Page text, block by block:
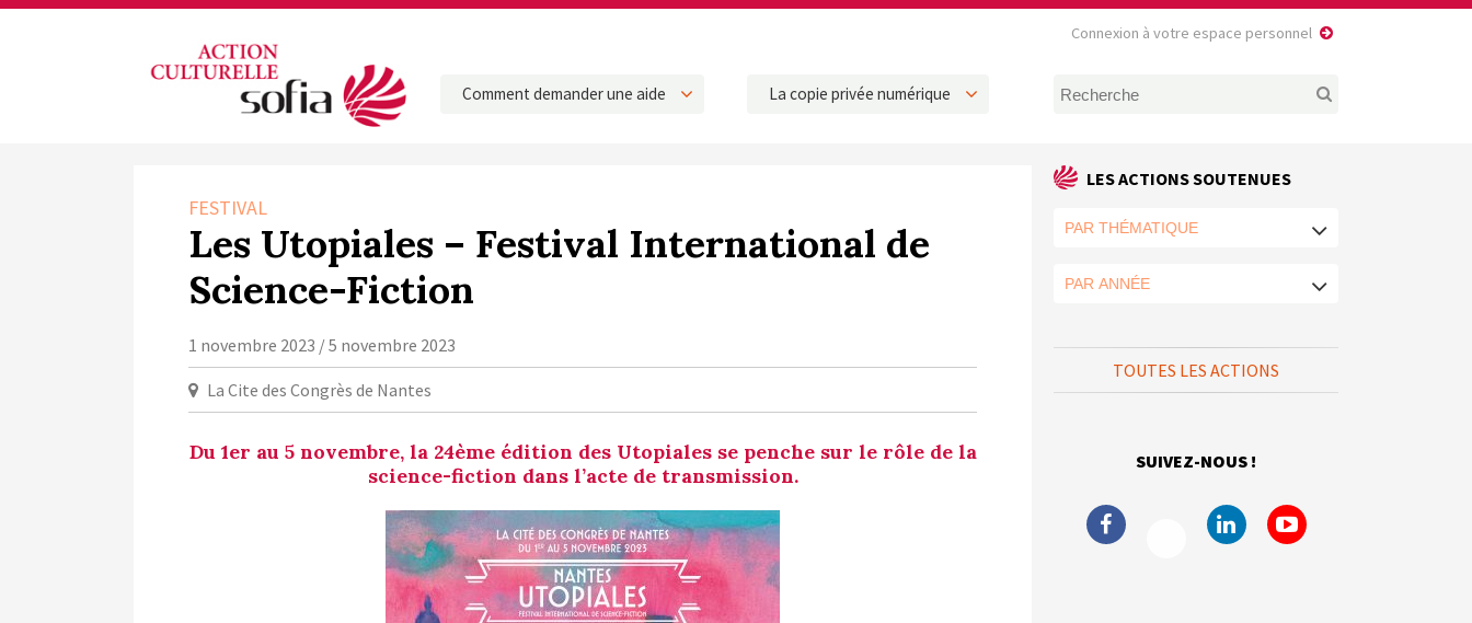
Comment demander une aide La copie privée numérique
Connexion à votre espace personnel
FESTIVAL
Les Utopiales – Festival International de
Science-Fiction
1 novembre 2023 / 5 novembre 2023
La Cite des Congrès de Nantes
Du 1er au 5 novembre, la 24ème édition des Utopiales se penche sur le rôle de la
science-fiction dans l’acte de transmission.
LES ACTIONS SOUTENUES
TOUTES LES ACTIONS
SUIVEZ-NOUS !